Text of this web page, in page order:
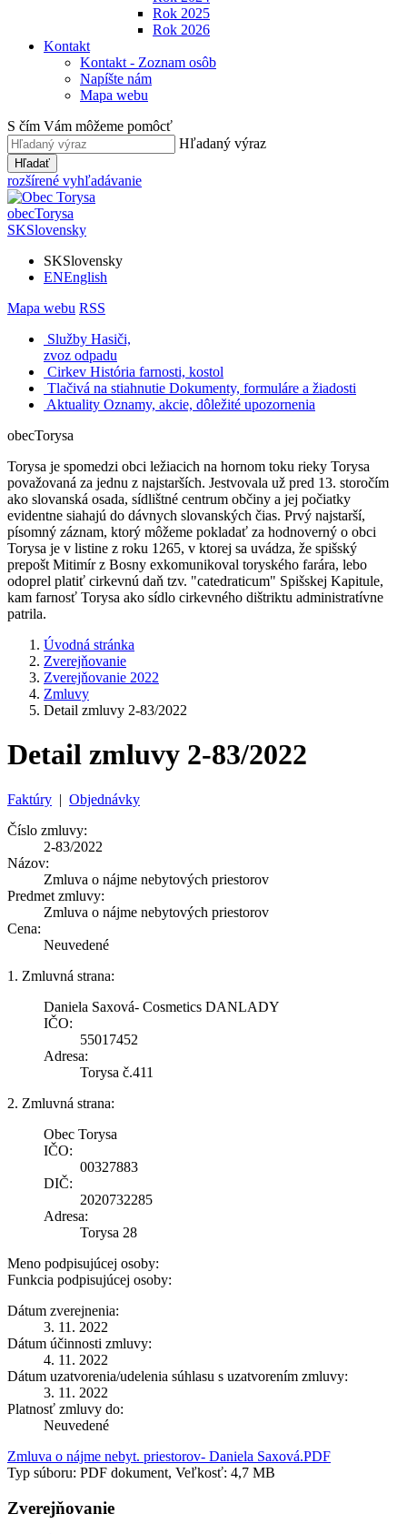
Rok 2025
Rok 2026
Kontakt
Kontakt - Zoznam osôb
Napíšte nám
Mapa webu
S čím Vám môžeme pomôcť
Hľadaný výraz
Hľadať
rozšírené vyhľadávanie
obecTorysa
SKSlovensky
SKSlovensky
ENEnglish
Mapa webu RSS
Služby Hasiči,
zvoz odpadu
Cirkev História farnosti, kostol
Tlačivá na stiahnutie Dokumenty, formuláre a žiadosti
Aktuality Oznamy, akcie, dôležité upozornenia
obecTorysa
Torysa je spomedzi obci ležiacich na hornom toku rieky Torysa
považovaná za jednu z najstarších. Jestvovala už pred 13. storočím
ako slovanská osada, sídlištné centrum občiny a jej počiatky
evidentne siahajú do dávnych slovanských čias. Prvý najstarší,
písomný záznam, ktorý môžeme pokladať za hodnoverný o obci
Torysa je v listine z roku 1265, v ktorej sa uvádza, že spišský
prepošt Mitimír z Bosny exkomunikoval toryského farára, lebo
odoprel platiť cirkevnú daň tzv. "catedraticum" Spišskej Kapitule,
kam farnosť Torysa ako sídlo cirkevného dištriktu administratívne
patrila.
Úvodná stránka
Zverejňovanie
Zverejňovanie 2022
Zmluvy
Detail zmluvy 2-83/2022
Detail zmluvy 2-83/2022
Faktúry | Objednávky
Číslo zmluvy:
2-83/2022
Názov:
Zmluva o nájme nebytových priestorov
Predmet zmluvy:
Zmluva o nájme nebytových priestorov
Cena:
Neuvedené
1. Zmluvná strana:
Daniela Saxová- Cosmetics DANLADY
IČO:
55017452
Adresa:
Torysa č.411
2. Zmluvná strana:
Obec Torysa
IČO:
00327883
DIČ:
2020732285
Adresa:
Torysa 28
Meno podpisujúcej osoby:
Funkcia podpisujúcej osoby:
Dátum zverejnenia:
3. 11. 2022
Dátum účinnosti zmluvy:
4. 11. 2022
Dátum uzatvorenia/udelenia súhlasu s uzatvorením zmluvy:
3. 11. 2022
Platnosť zmluvy do:
Neuvedené
Zmluva o nájme nebyt. priestorov- Daniela Saxová.PDF
Typ súboru: PDF dokument, Veľkosť: 4,7 MB
Zverejňovanie